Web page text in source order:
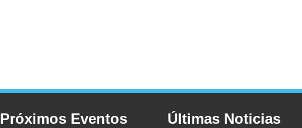
Próximos Eventos Últimas Noticias